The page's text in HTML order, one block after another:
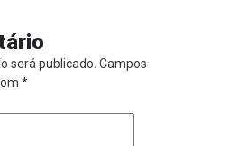
será publicado. Campos
*